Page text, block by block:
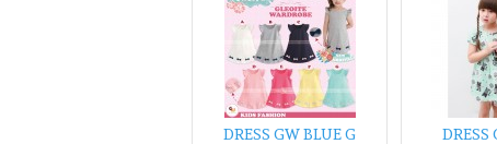
DRESS GW BLUE G
DRESS